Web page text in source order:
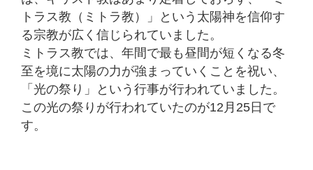
トラス教（ミトラ教）」という太陽神を信仰す
る宗教が広く信じられていました。
ミトラス教では、年間で最も昼間が短くなる冬
至を境に太陽の力が強まっていくことを祝い、
「光の祭り」という行事が行われていました。
この光の祭りが行われていたのが12月25日で
す。